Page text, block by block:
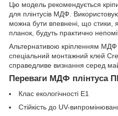
Цю модель рекомендується
для плінтусів МДФ.
можна бути впевнені, що стики,
планок, будуть практично
Альтернативою кріпленням МДФ
спеціальний монтажний клей
справедливе визнання серед
Переваги МДФ плінтуса
Клас екологічності Е1
Стійкість до UV-